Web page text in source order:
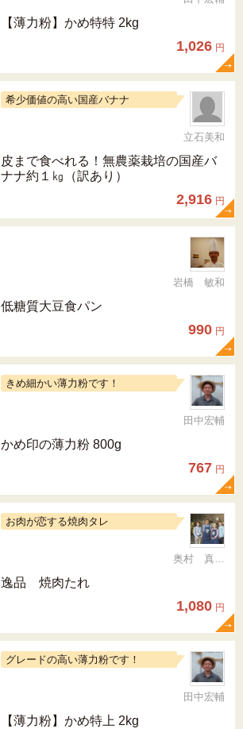
【薄力粉】かめ特特 2kg
1,026 円
希少価値の高い国産バナナ
立石美和
皮まで食べれる！無農薬栽培の国産バ
ナナ約１㎏（訳あり）
2,916 円
岩橋 敏和
低糖質大豆食パン
990 円
きめ細かい薄力粉です！
田中宏輔
かめ印の薄力粉 800g
767 円
お肉が恋する焼肉タレ
奥村 真（ちか）
逸品 焼肉たれ
1,080 円
グレードの高い薄力粉です！
田中宏輔
【薄力粉】かめ特上 2kg